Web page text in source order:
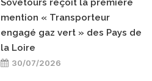
Sovetours reçoit la première
mention « Transporteur
engagé gaz vert » des Pays de
la Loire
30/07/2026